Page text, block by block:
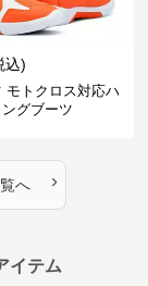
込)
モトクロス対応ハ
グブーツ
へ ›
イテム